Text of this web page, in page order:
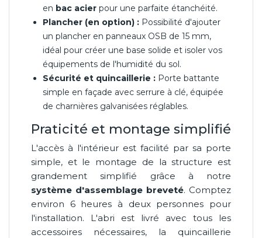
en bac acier pour une parfaite étanchéité.
Plancher (en option) : Possibilité d'ajouter
un plancher en panneaux OSB de 15 mm,
idéal pour créer une base solide et isoler vos
équipements de l'humidité du sol.
Sécurité et quincaillerie : Porte battante
simple en façade avec serrure à clé, équipée
de charnières galvanisées réglables.
Praticité et montage simplifié
L'accès à l'intérieur est facilité par sa porte
simple, et le montage de la structure est
grandement simplifié grâce à notre
système d'assemblage breveté. Comptez
environ 6 heures à deux personnes pour
l'installation. L'abri est livré avec tous les
accessoires nécessaires, la quincaillerie